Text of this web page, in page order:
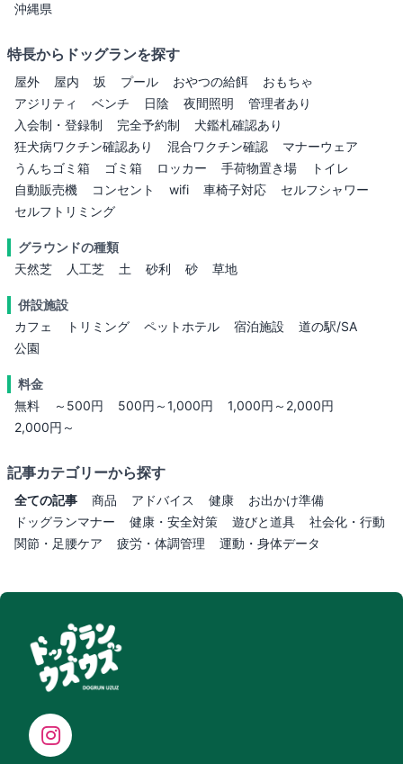
沖縄県
特長からドッグランを探す
屋外 屋内 坂 プール おやつの給餌
おもちゃ
アジリティ
ベンチ 日陰 夜間照明
管理者あり
入会制・登録制
完全予約制
犬鑑札確認あり
狂犬病ワクチン確認あり
混合ワクチン確認
マナーウェア
うんちゴミ箱
ゴミ箱 ロッカー 手荷物置き場
トイレ
自動販売機
コンセント wifi 車椅子対応
セルフシャワー
セルフトリミング
グラウンドの種類
天然芝
人工芝 土 砂利 砂 草地
併設施設
カフェ
トリミング ペットホテル 宿泊施設
道の駅/SA
公園
料金
無料
～500円 500円～1,000円
1,000円～2,000円
2,000円～
記事カテゴリーから探す
全ての記事 商品 アドバイス 健康
お出かけ準備
ドッグランマナー
健康・安全対策 遊びと道具
社会化・行動
関節・足腰ケア
疲労・体調管理 運動・身体データ